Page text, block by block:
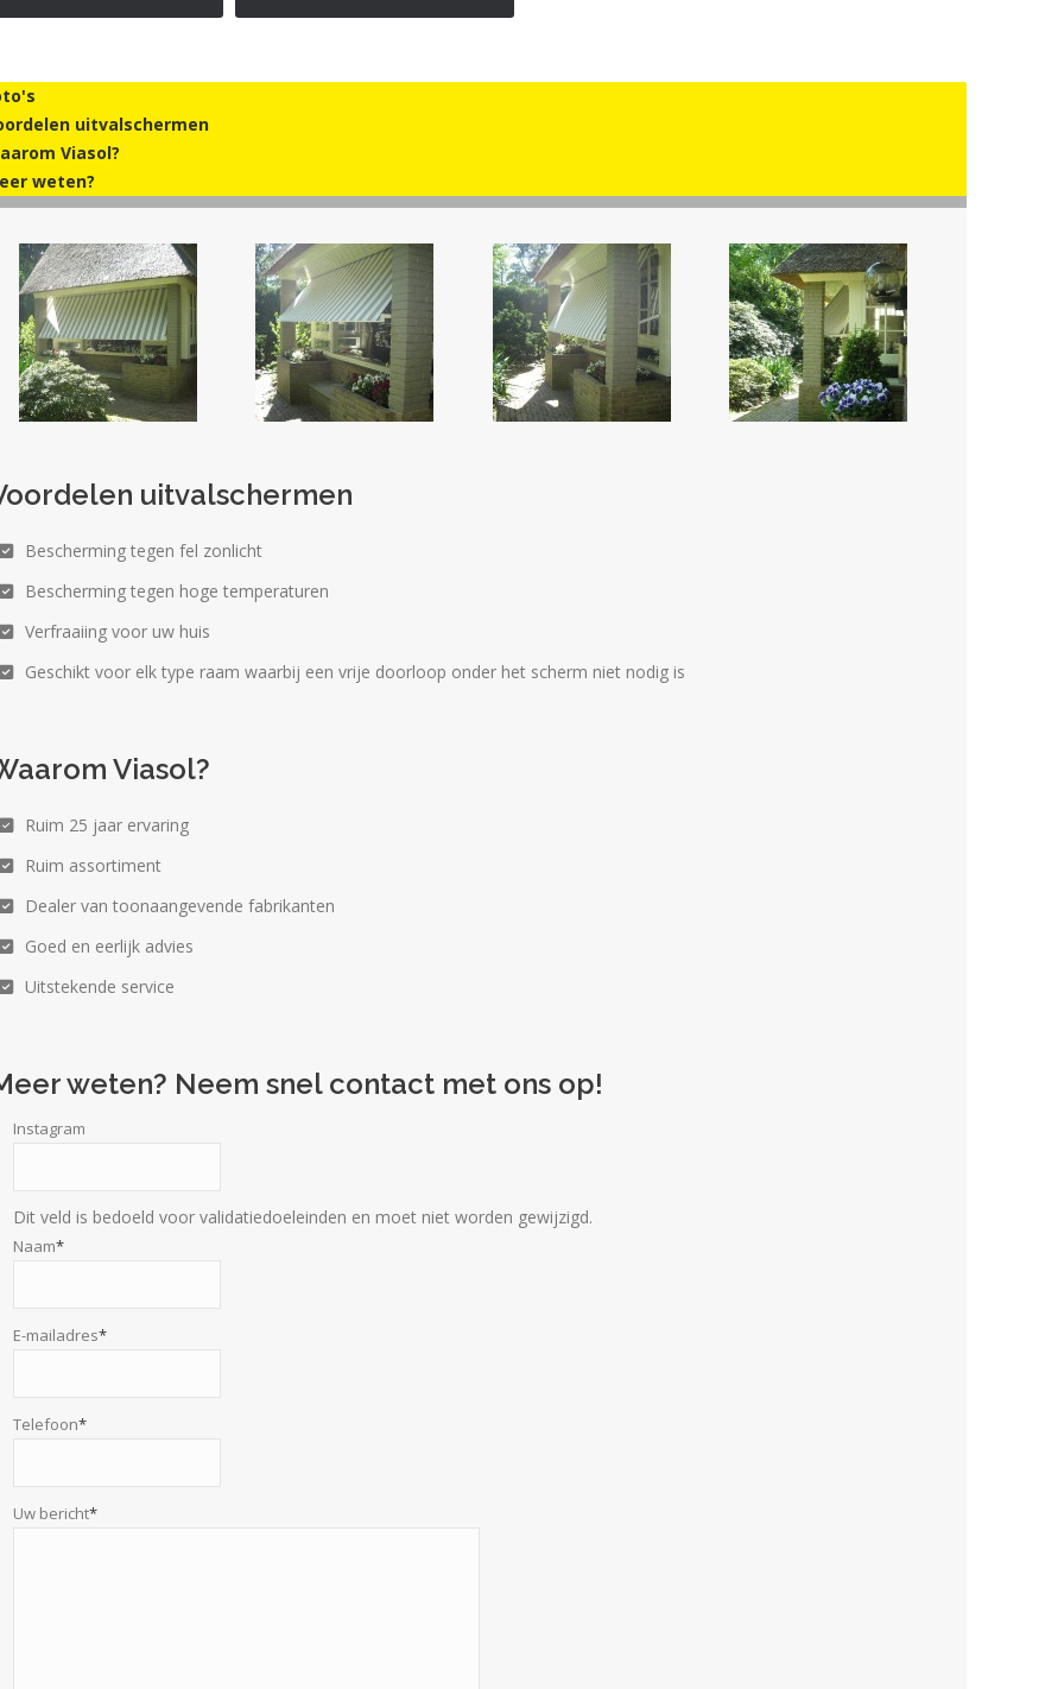
uitvalschermen
Viasol?
weten?
uitvalschermen
Bescherming tegen fel zonlicht
Bescherming tegen hoge temperaturen
Verfraaiing voor uw huis
Geschikt voor elk type raam waarbij een vrije doorloop onder het scherm niet nodig is
Viasol?
Ruim 25 jaar ervaring
Ruim assortiment
Dealer van toonaangevende fabrikanten
Goed en eerlijk advies
Uitstekende service
weten? Neem snel contact met ons op!
Instagram
Dit veld is bedoeld voor validatiedoeleinden en moet niet worden gewijzigd.
Naam*
E-mailadres*
Telefoon*
Uw bericht*